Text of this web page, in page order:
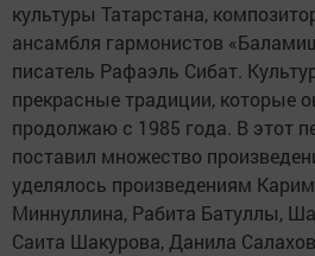
культуры Татарстана,
ансамбля гармонистов
писатель Рафаэль Сибат.
прекрасные традиции, которые
продолжаю с 1985 года. В этот
поставил множество
уделялось произведениям
Миннуллина, Рабита Батуллы,
Саита Шакурова, Данила